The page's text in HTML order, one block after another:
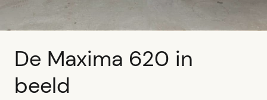
De Maxima 620 in
beeld